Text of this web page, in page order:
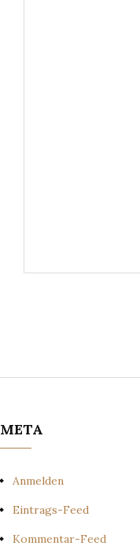
META
Anmelden
Eintrags-Feed
Kommentar-Feed